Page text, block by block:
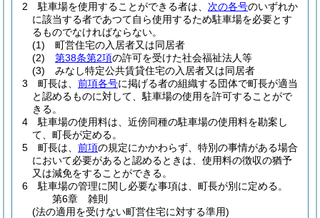
2
駐車場を使用することができる者は、 次の各号のいずれか
に該当する者であつて自ら使用するため駐車場を必要とす
るものでなければならない。
(1)
町営住宅の入居者又は同居者
(2)
第38条第2項の許可を受けた社会福祉法人等
(3)
みなし特定公共賃貸住宅の入居者又は同居者
3
町長は、 前項各号に掲げる者の組織する団体で町長が適当
と認めるものに対して、駐車場の使用を許可することがで
きる。
4
駐車場の使用料は、近傍同種の駐車場の使用料を勘案し
て、町長が定める。
5
町長は、 前項の規定にかかわらず、特別の事情がある場合
において必要があると認めるときは、使用料の徴収の猶予
又は減免をすることができる。
6
駐車場の管理に関し必要な事項は、町長が別に定める。
第6章
雑則
(法の適用を受けない町営住宅に対する準用)